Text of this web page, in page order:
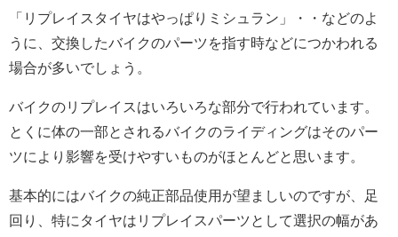
「リプレイスタイヤはやっぱりミシュラン」・・などのよ
うに、交換したバイクのパーツを指す時などにつかわれる
場合が多いでしょう。
バイクのリプレイスはいろいろな部分で行われています。
とくに体の一部とされるバイクのライディングはそのパー
ツにより影響を受けやすいものがほとんどと思います。
基本的にはバイクの純正部品使用が望ましいのですが、足
回り、特にタイヤはリプレイスパーツとして選択の幅があ